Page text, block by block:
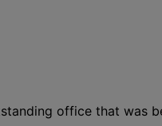
office that was